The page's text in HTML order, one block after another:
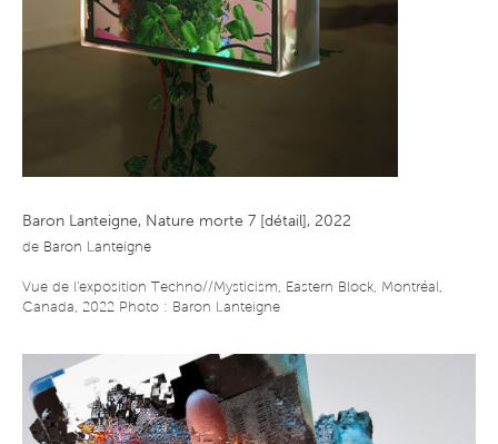
Baron Lanteigne, Nature morte 7 [détail], 2022
de Baron Lanteigne
Vue de l'exposition Techno//Mysticism, Eastern Block, Montréal,
Canada, 2022 Photo : Baron Lanteigne